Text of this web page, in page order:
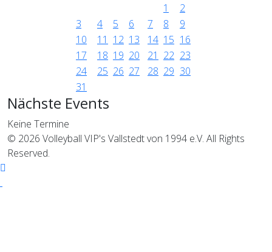
1
2
3
4 5 6 7 8
9
10
11 12 13 14 15 16
17
18 19 20 21 22 23
24
25 26 27 28 29 30
31
Nächste Events
Keine Termine
© 2026 Volleyball VIP's Vallstedt von 1994 e.V. All Rights
Reserved.